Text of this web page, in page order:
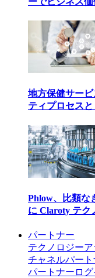
地方保健サー
ティプロセス
Phlow、比類な
に Claroty テク
パートナー
テクノロジー
チャネルパート
パートナーログ